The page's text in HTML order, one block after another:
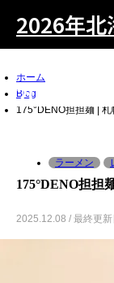
2026年北
2026年北
ホーム
Blog
175°DENO担担麺 |
ラーメン
175°DENO担担
2025.12.08 / 最終更